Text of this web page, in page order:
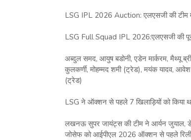
LSG IPL 2026 Auction: एलएसजी की टीम
LSG Full Squad IPL 2026:एलएसजी की
अब्दुल समद, आयुष बडोनी, एडेन मार्करम, मैथ्यू
कुलकर्णी, मोहम्मद शमी (ट्रेड), मयंक यादव, आवेश
(ट्रेड)
LSG ने ऑक्शन से पहले 7 खिलाड़ियों को किया
लखनऊ सुपर जायंट्स की टीम ने आर्यन जुयाल,
जोसेफ को आईपीएल 2026 ऑक्शन से पहले